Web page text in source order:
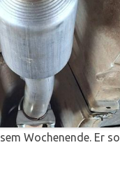
Wochenende. Er